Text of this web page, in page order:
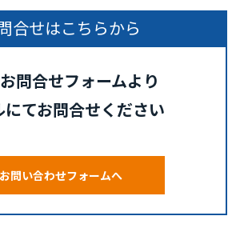
合せはこちらから
お問合せフォームより
にてお問合せください
お問い合わせフォームへ